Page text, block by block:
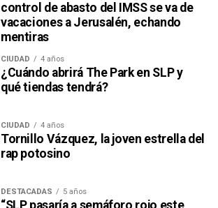
control de abasto del IMSS se va de
vacaciones a Jerusalén, echando
mentiras
CIUDAD 4 años
¿Cuándo abrirá The Park en SLP y
qué tiendas tendrá?
CIUDAD 4 años
Tornillo Vázquez, la joven estrella del
rap potosino
DESTACADAS 5 años
“SLP pasaría a semáforo rojo este